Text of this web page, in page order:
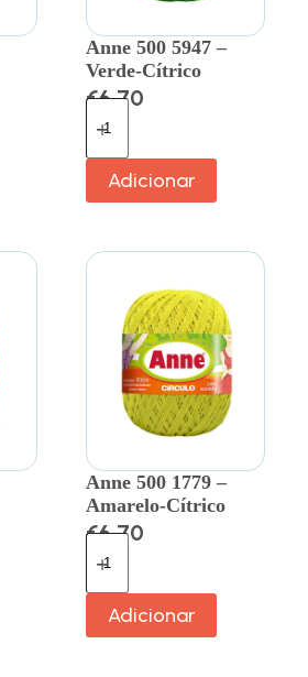
Anne 500 5947 –
Verde-Cítrico
€6.70
Adicionar
Anne 500 1779 –
Amarelo-Cítrico
€6.70
Adicionar